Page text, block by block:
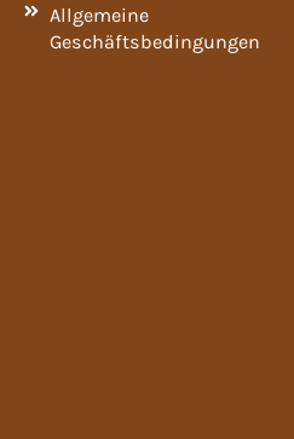
Allgemeine
Geschäftsbedingungen